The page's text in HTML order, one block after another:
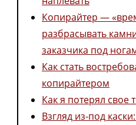
Копирайтер —
разбрасывать
заказчика под
Как стать
копирайтером
Как я потерял свое
Взгляд из-под